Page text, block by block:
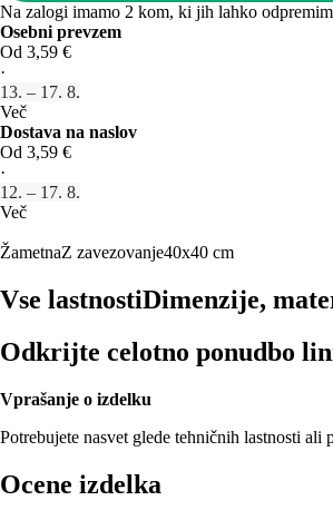
Na zalogi imamo 2 kom, ki jih lahko
Osebni prevzem
Od 3,59 €
·
13. – 17. 8.
Več
Dostava na naslov
Od 3,59 €
·
12. – 17. 8.
Več
ŽametnaZ zavezovanje40x40 cm
Vse lastnostiDimenzije,
Odkrijte celotno ponudbo
Vprašanje o izdelku
Potrebujete nasvet glede tehničnih lastnosti ali
Ocene izdelka